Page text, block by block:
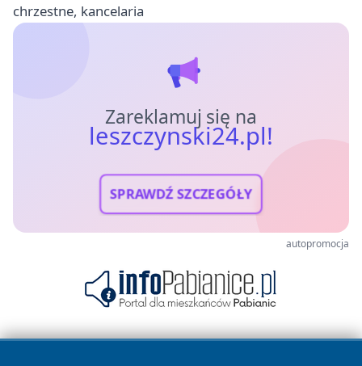
chrzestne, kancelaria
Zareklamuj się na
leszczynski24.pl!
SPRAWDŹ SZCZEGÓŁY
autopromocja